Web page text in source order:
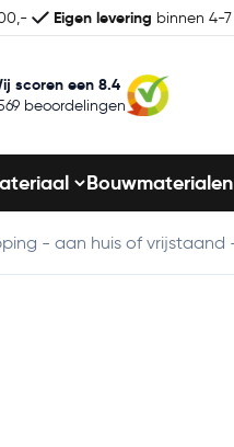
Eigen levering binnen 4-
scoren een 8.4
beoordelingen
Bouwmaterialen
- aan huis of